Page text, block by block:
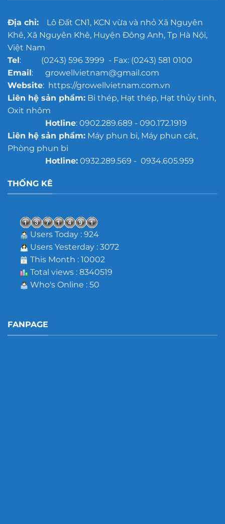
Địa chỉ:Lô Đất CN1, KCN vừa và nhỏ Xã Nguyên
Khê, Xã Nguyên Khê, Huyện Đông Anh, Tp Hà Nội,
Việt Nam
Tel: (0243) 596 3999 - Fax: (0243) 581 0100
Email: growellvietnam@gmail.com
Website: https://growellvietnam.com.vn
Liên hệ sản phẩm:Bi thép, Hạt thép, Hạt thủy tinh,
Oxit nhôm
Hotline: 0902.289.689 - 090.172.1919
Liên hệ sản phẩm:Máy phun bi, Máy phun cát,
Phòng phun bi
Hotline:0932.289.569 - 0934.605.959
THỐNG KÊ
Users Today : 924
Users Yesterday : 3072
This Month : 10002
Total views : 8340519
Who's Online : 50
FANPAGE